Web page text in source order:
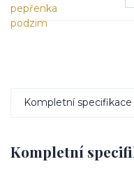
Kompletní specifikace
Kompletní